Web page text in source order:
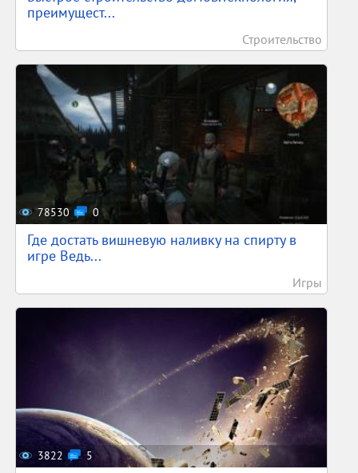
преимущест...
Строительство
78530 0
Где достать вишневую наливку на спирту в
игре Ведь...
Игры
3822 5